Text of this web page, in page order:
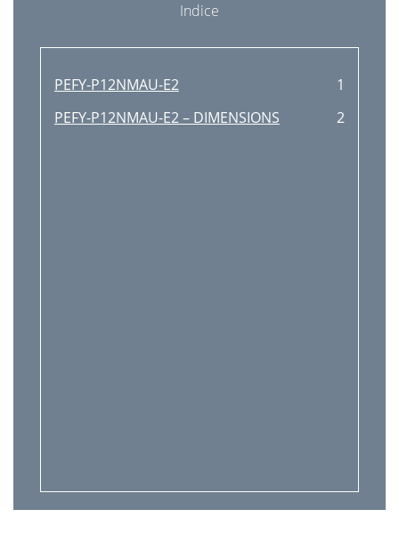
Indice
PEFY-P12NMAU-E2
1
PEFY-P12NMAU-E2 – DIMENSIONS
2